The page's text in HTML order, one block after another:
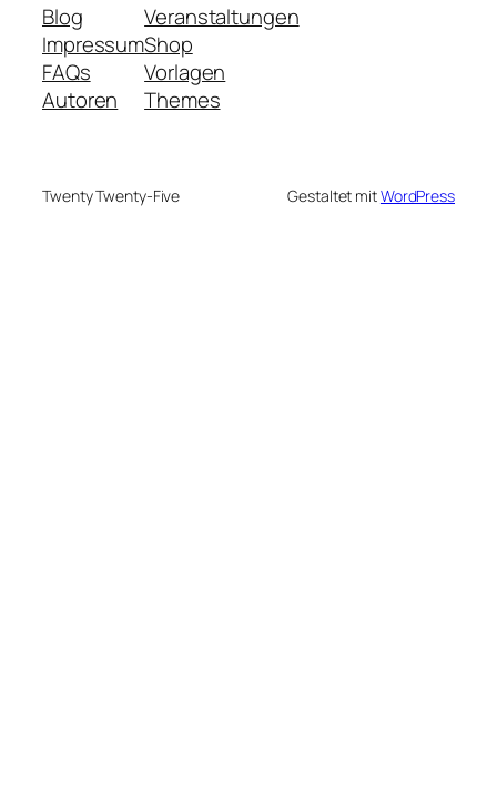
Blog
Impressum
FAQs
Autoren
Veranstaltungen
Shop
Vorlagen
Themes
Twenty Twenty-Five Gestaltet mitWordPress